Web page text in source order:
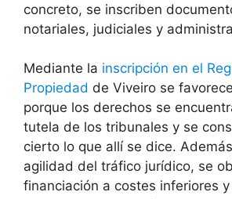
concreto, se inscriben
notariales, judiciales y
Mediante la inscripción en el
Propiedad de Viveiro se
porque los derechos se
tutela de los tribunales y se
cierto lo que allí se dice.
agilidad del tráfico jurídico, se
financiación a costes inferiores